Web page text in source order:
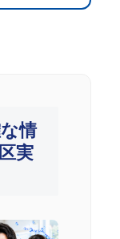
情
実